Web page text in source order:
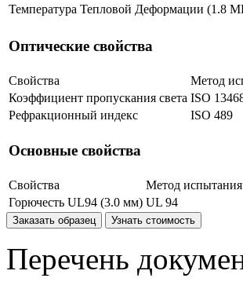
Температура Тепловой Деформации (1.8
Оптические свойства
Свойства Метод
Коэффициент пропускания света ISO
Рефракционный индекс
ISO 489
Основные свойства
Свойства Метод
Горючесть UL94 (3.0 мм) UL 94
Заказать образец Узнать стоимость
Перечень